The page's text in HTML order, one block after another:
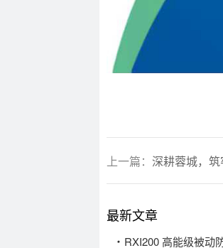
上一篇： 深耕蓉城，
最新文章
RXI200 高能级被动